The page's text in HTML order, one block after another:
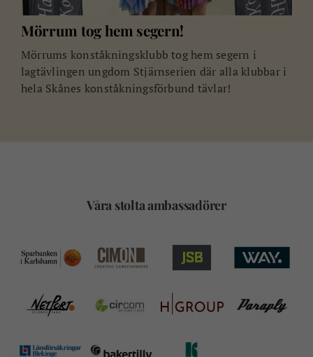
Mörrum tog hem segern!
Mörrums konståkningsklubb tog hem segern i
lagtävlingen ungdom Stjärnserien där alla klubbar i
hela Skånes konståkningsförbund tävlar!
Våra stolta ambassadörer